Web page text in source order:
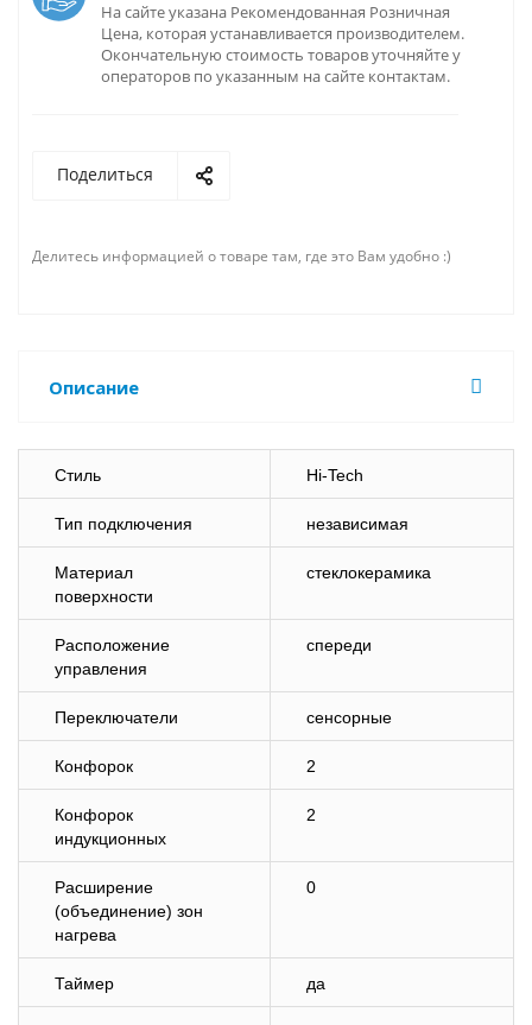
На сайте указана Рекомендованная Розничная
Цена, которая устанавливается производителем.
Окончательную стоимость товаров уточняйте у
операторов по указанным на сайте контактам.
Поделиться
Делитесь информацией о товаре там, где это Вам удобно :)
Описание
Стиль Hi-Tech
Тип подключения независимая
Материал
поверхности
стеклокерамика
Расположение
управления
спереди
Переключатели сенсорные
Конфорок 2
Конфорок
индукционных
2
Расширение
(объединение) зон
нагрева
0
Таймер да